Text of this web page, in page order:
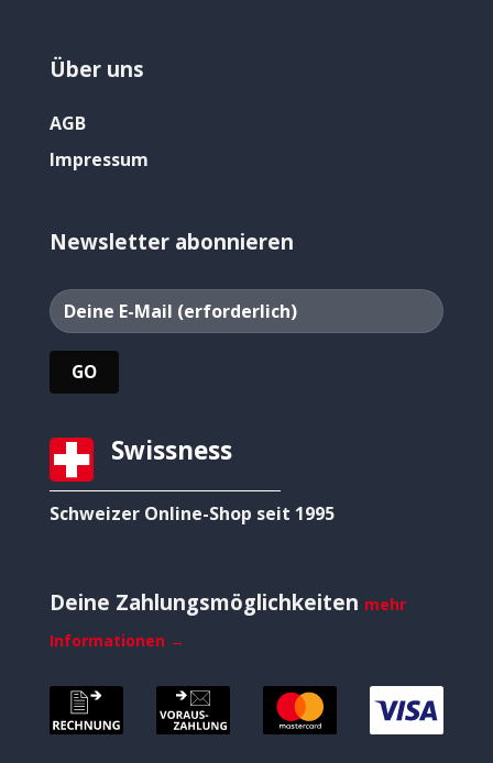
Über uns
AGB
Impressum
Newsletter abonnieren
Swissness
Schweizer Online-Shop seit 1995
Deine Zahlungsmöglichkeiten mehr
Informationen →